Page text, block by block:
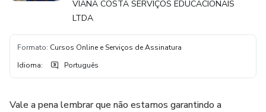
VIANA COSTA SERVIÇOS EDUCACIONAIS
LTDA
Formato: Cursos Online e Serviços de Assinatura
Idioma: Português
Vale a pena lembrar que não estamos garantindo a